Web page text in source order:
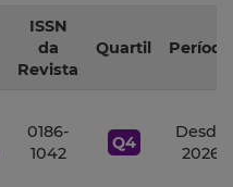
ISSN
da
Revista
Quartil Período
0186-
1042
Q4
Desde
2026